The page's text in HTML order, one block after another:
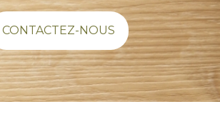
CONTACTEZ-NOUS